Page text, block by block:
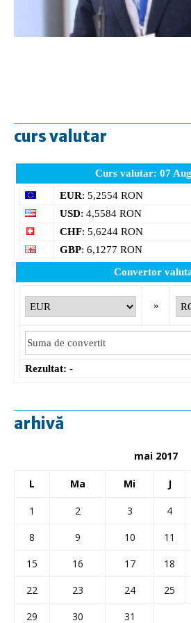
curs valutar
Curs valutar: 07
EUR: 5,2554 RON
USD: 4,5584 RON
CHF: 5,6244 RON
GBP: 6,1277 RON
Convertor
»
Rezultat: -
arhivă
mai 2017
L Ma Mi J
1 2 3 4
8
9 10 11
15
16 17 18
22
23 24 25
29
30 31